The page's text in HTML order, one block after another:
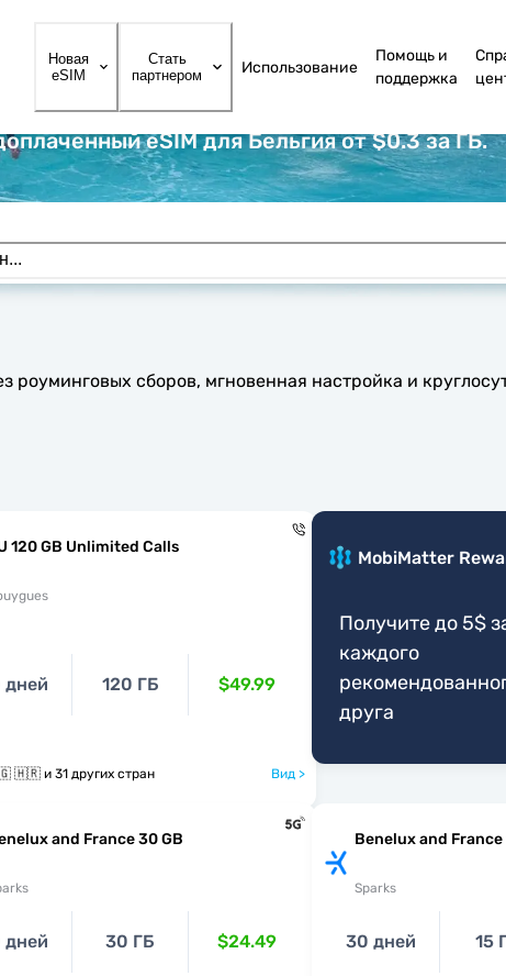
Новая
eSIM
Стать
партнером
Использование
Помощь и
поддержка
eSIM для Бельгия от $0.3 за ГБ.
роуминговых сборов, мгновенная настройка и
120 GB Unlimited Calls
дней 120 ГБ $49.99
🇧🇪 🇧🇬 🇭🇷 и 31 других стран Вид >
MobiMatter
Получите до 5$
каждого
друга
and France 30 GB
дней 30 ГБ $24.49
Benelux and France
Sparks
30 дней 15